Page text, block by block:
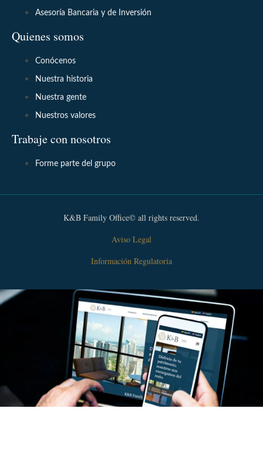
Asesoría Bancaria y de Inversión
Quienes somos
Conócenos
Nuestra historia
Nuestra gente
Nuestros valores
Trabaje con nosotros
Forme parte del grupo
K&B Family Office© all rights reserved.
Aviso Legal
Información Regulatoria